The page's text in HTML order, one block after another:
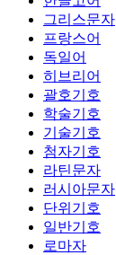
그리스문자
프랑스어
독일어
히브리어
괄호기호
학술기호
기술기호
첨자기호
라틴문자
러시아문자
단위기호
일반기호
로마자